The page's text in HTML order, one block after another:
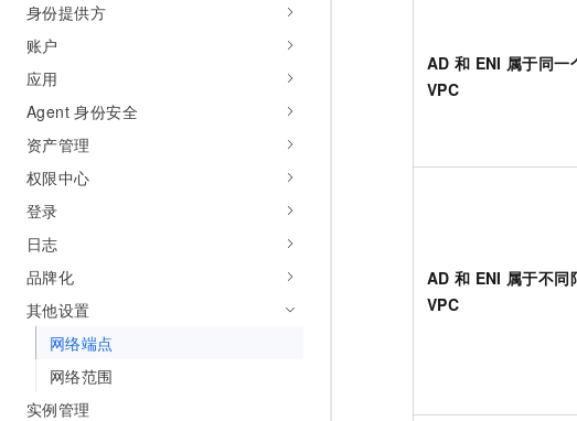
身份提供方
账户
应用
Agent 身份安全
资产管理
权限中心
登录
日志
品牌化
其他设置
网络端点
网络范围
实例管理
AD 和 ENI 属于同一
VPC
AD 和 ENI 属于不同
VPC
在线体验全尺寸、多种模态的模型效果
Happy 系列大模型
依托云原生高可用架构,实现Dify私有化部署
媒体服务
企业服务与云通信
域名与网站
终端用户计算
Serverless
开发工具
迁移与运维管理
专有云
政企业务
AI 开发和 AI 应用解决方案